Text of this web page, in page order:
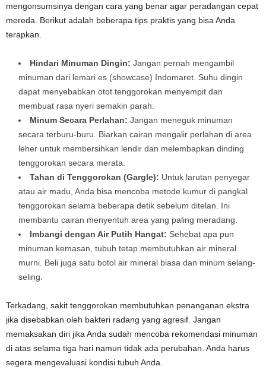
mengonsumsinya dengan cara yang benar agar peradangan cepat
mereda. Berikut adalah beberapa tips praktis yang bisa Anda
terapkan.
Hindari Minuman Dingin: Jangan pernah mengambil
minuman dari lemari es (showcase) Indomaret. Suhu dingin
dapat menyebabkan otot tenggorokan menyempit dan
membuat rasa nyeri semakin parah.
Minum Secara Perlahan: Jangan meneguk minuman
secara terburu-buru. Biarkan cairan mengalir perlahan di area
leher untuk membersihkan lendir dan melembapkan dinding
tenggorokan secara merata.
Tahan di Tenggorokan (Gargle): Untuk larutan penyegar
atau air madu, Anda bisa mencoba metode kumur di pangkal
tenggorokan selama beberapa detik sebelum ditelan. Ini
membantu cairan menyentuh area yang paling meradang.
Imbangi dengan Air Putih Hangat: Sehebat apa pun
minuman kemasan, tubuh tetap membutuhkan air mineral
murni. Beli juga satu botol air mineral biasa dan minum selang-
seling.
Terkadang, sakit tenggorokan membutuhkan penanganan ekstra
jika disebabkan oleh bakteri radang yang agresif. Jangan
memaksakan diri jika Anda sudah mencoba rekomendasi minuman
di atas selama tiga hari namun tidak ada perubahan. Anda harus
segera mengevaluasi kondisi tubuh Anda.